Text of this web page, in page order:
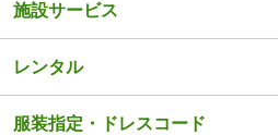
施設サービス
レンタル
服装指定・ドレスコード